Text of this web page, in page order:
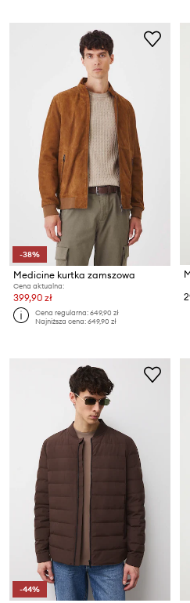
-38%
Medicine kurtka zamszowa
Cena aktualna:
399,90 zł
Cena regularna:649,90 zł
Najniższa cena:649,90 zł
-44%